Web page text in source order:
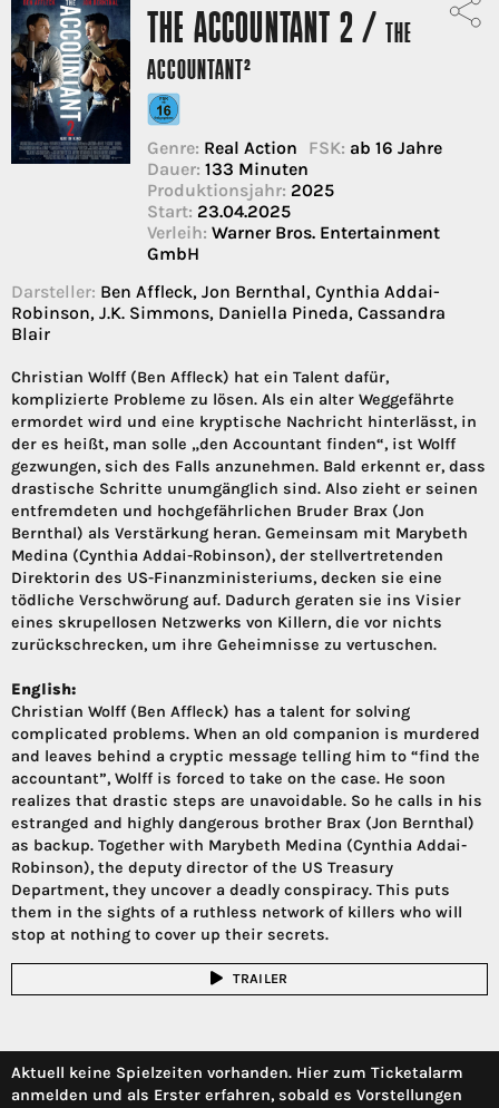
THE ACCOUNTANT 2 / THE
ACCOUNTANT²
Genre: Real Action FSK: ab 16 Jahre
Dauer: 133 Minuten
Produktionsjahr: 2025
Start: 23.04.2025
Verleih: Warner Bros. Entertainment
GmbH
Darsteller: Ben Affleck, Jon Bernthal, Cynthia Addai-
Robinson, J.K. Simmons, Daniella Pineda, Cassandra
Blair
Christian Wolff (Ben Affleck) hat ein Talent dafür,
komplizierte Probleme zu lösen. Als ein alter Weggefährte
ermordet wird und eine kryptische Nachricht hinterlässt, in
der es heißt, man solle „den Accountant finden“, ist Wolff
gezwungen, sich des Falls anzunehmen. Bald erkennt er, dass
drastische Schritte unumgänglich sind. Also zieht er seinen
entfremdeten und hochgefährlichen Bruder Brax (Jon
Bernthal) als Verstärkung heran. Gemeinsam mit Marybeth
Medina (Cynthia Addai-Robinson), der stellvertretenden
Direktorin des US-Finanzministeriums, decken sie eine
tödliche Verschwörung auf. Dadurch geraten sie ins Visier
eines skrupellosen Netzwerks von Killern, die vor nichts
zurückschrecken, um ihre Geheimnisse zu vertuschen.
English:
Christian Wolff (Ben Affleck) has a talent for solving
complicated problems. When an old companion is murdered
and leaves behind a cryptic message telling him to “find the
accountant”, Wolff is forced to take on the case. He soon
realizes that drastic steps are unavoidable. So he calls in his
estranged and highly dangerous brother Brax (Jon Bernthal)
as backup. Together with Marybeth Medina (Cynthia Addai-
Robinson), the deputy director of the US Treasury
Department, they uncover a deadly conspiracy. This puts
them in the sights of a ruthless network of killers who will
stop at nothing to cover up their secrets.
TRAILER
Aktuell keine Spielzeiten vorhanden. Hier zum Ticketalarm
anmelden und als Erster erfahren, sobald es Vorstellungen